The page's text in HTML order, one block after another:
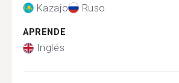
Kazajo Ruso
APRENDE
Inglés